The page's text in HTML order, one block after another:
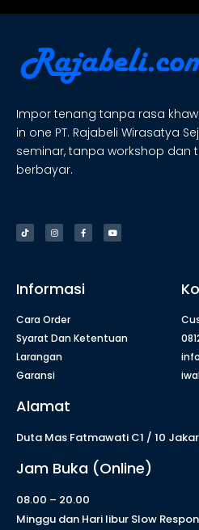
Impor tenang tanpa rasa
in one PT. Rajabeli Wirasatya
seminar, tanpa workshop dan
berbayar.
Informasi
Cara Order
Syarat Dan Ketentuan
Larangan
Garansi
Alamat
Duta Mas Fatmawati C1 / 10
Jam Buka (Online)
08.00 – 20.00
Minggu dan Hari libur Slow